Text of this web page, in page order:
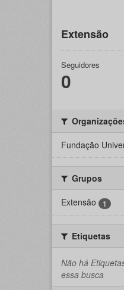
Extensão
Seguidores
0
Fundação
Grupos
Extensão
1
Etiquetas
Não há
essa busca